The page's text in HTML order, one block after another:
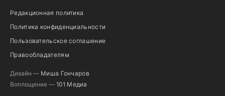
Редакционная политика
Политика конфиденциальности
Пользовательское соглашение
Правообладателям
Дизайн — Миша Гончаров
Воплощение — 101 Медиа